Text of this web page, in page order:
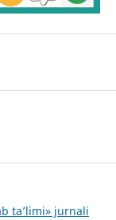
ta’limi» jurnali